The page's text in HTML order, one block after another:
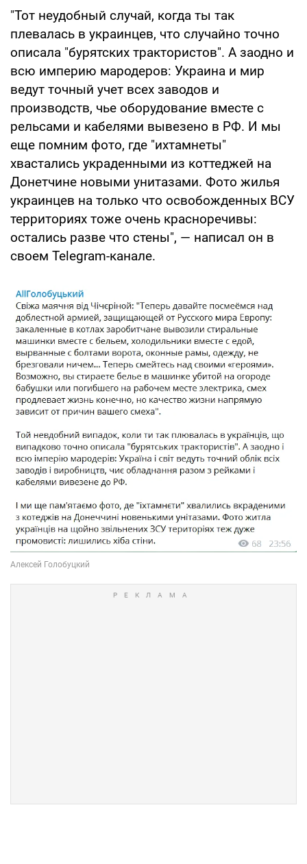
"Тот неудобный случай, когда ты так
плевалась в украинцев, что случайно точно
описала "бурятских трактористов". А заодно и
всю империю мародеров: Украина и мир
ведут точный учет всех заводов и
производств, чье оборудование вместе с
рельсами и кабелями вывезено в РФ. И мы
еще помним фото, где "ихтамнеты"
хвастались украденными из коттеджей на
Донетчине новыми унитазами. Фото жилья
украинцев на только что освобожденных ВСУ
территориях тоже очень красноречивы:
остались разве что стены", — написал он в
своем Telegram-канале.